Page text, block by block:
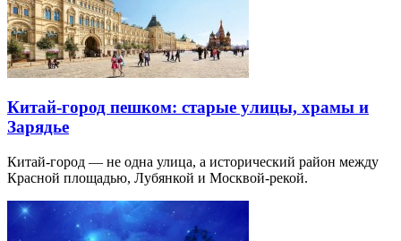
Китай-город пешком: старые улицы, храмы и
Зарядье
Китай-город — не одна улица, а исторический район между
Красной площадью, Лубянкой и Москвой-рекой.